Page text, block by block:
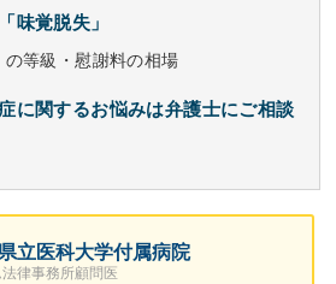
味覚脱失」
等級・慰謝料の相場
に関するお悩みは弁護士にご相談
立医科大学付属病院
律事務所顧問医